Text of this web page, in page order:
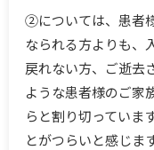
②については、患者
なられる方よりも、
戻れない方、ご逝去
ような患者様のご家
らと割り切っていま
とがつらいと感じます